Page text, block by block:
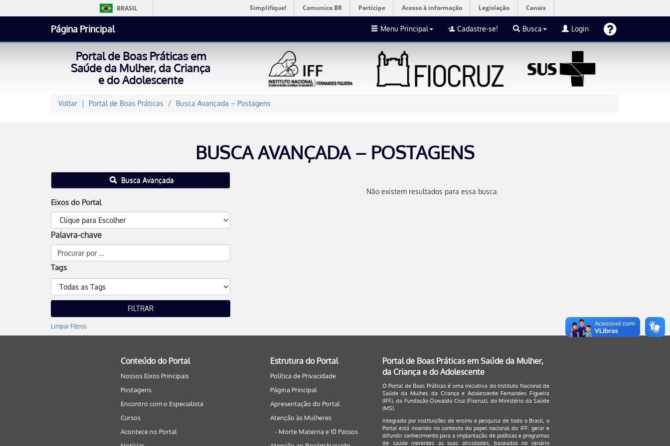
BRASIL Simplifique! Comunica BR Participe Acesso à informação Legislação Canais
Página Principal Menu Principal Cadastre-se! Busca Login
Portal de Boas Práticas em
Saúde da Mulher, da Criança
e do Adolescente
Voltar Portal de Boas Práticas Busca Avançada – Postagens
BUSCA AVANÇADA – POSTAGENS
Busca Avançada
Eixos do Portal
Palavra-chave
Tags
Limpar Filtros
Não existem resultados para essa busca.
Conteúdo do Portal
Nossos Eixos Principais
Postagens
Encontro com o Especialista
Cursos
Acontece no Portal
Estrutura do Portal
Política de Privacidade
Página Principal
Apresentação do Portal
Atenção às Mulheres
- Morte Materna e 10 Passos
Portal de Boas Práticas em Saúde da Mulher,
da Criança e do Adolescente
O Portal de Boas Práticas é uma iniciativa do Instituto Nacional de
Saúde da Mulher, da Criança e Adolescente Fernandes Figueira
(IFF), da Fundação Oswaldo Cruz (Fiocruz), do Ministério da Saúde
(MS).
Integrado por instituições de ensino e pesquisa de todo o Brasil, o
Portal está inserido no contexto do papel nacional do IFF: gerar e
difundir conhecimento para a implantação de políticas e programas
de saúde inerentes as suas atividades, baseados no cenário